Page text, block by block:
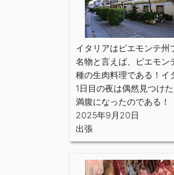
イタリアはピエモンテ州
名物と言えば、ピエモン
種の生肉料理である！イ
1日目の夜は偶然見つけ
満腹になったのである！
2025年9月20日
出張